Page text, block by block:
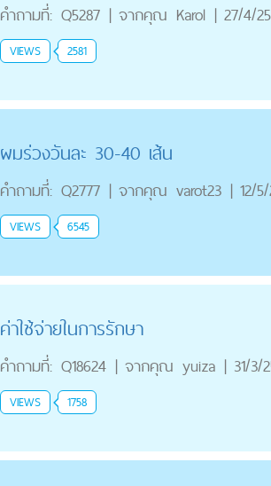
คำถามที่: Q5287 | จากคุณ Karol | 27/4/
VIEWS 2581
ผมร่วงวันละ 30-40 เส้น
คำถามที่: Q2777 | จากคุณ varot23 | 12/
VIEWS 6545
ค่าใช้จ่ายในการรักษา
คำถามที่: Q18624 | จากคุณ yuiza | 31/
VIEWS 1758